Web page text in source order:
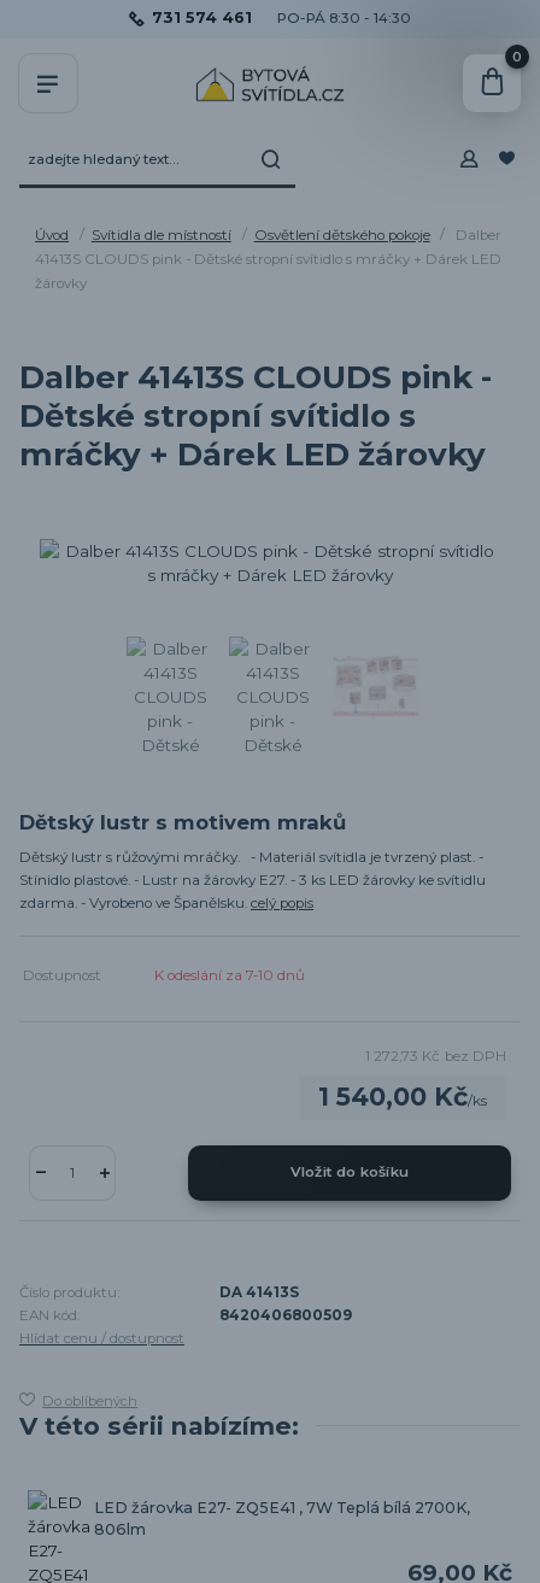
731 574 461 PO-PÁ 8:30 - 14:30
0
Úvod Svítidla dle místností Osvětlení dětského pokoje
Dalber
41413S CLOUDS pink - Dětské stropní svítidlo s mráčky + Dárek LED
žárovky
Dalber 41413S CLOUDS pink -
Dětské stropní svítidlo s
mráčky + Dárek LED žárovky
Dětský lustr s motivem mraků
Dětský lustr s růžovými mráčky. - Materiál svítidla je tvrzený plast. -
Stínidlo plastové. - Lustr na žárovky E27. - 3 ks LED žárovky ke svítidlu
zdarma. - Vyrobeno ve Španělsku. celý popis
Dostupnost K odeslání za 7-10 dnů
1 540,00 Kč/ks
1 272,73 Kč bez DPH
Vložit do košíku
Číslo produktu:
DA 41413S
EAN kód:
8420406800509
Hlídat cenu / dostupnost
Do oblíbených
V této sérii nabízíme:
LED žárovka E27- ZQ5E41 , 7W Teplá bílá 2700K,
806lm
69,00 Kč